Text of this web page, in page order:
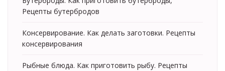
Рецепты бутербродов
Консервирование. Как делать заготовки. Рецепты
консервирования
Рыбные блюда. Как приготовить рыбу. Рецепты